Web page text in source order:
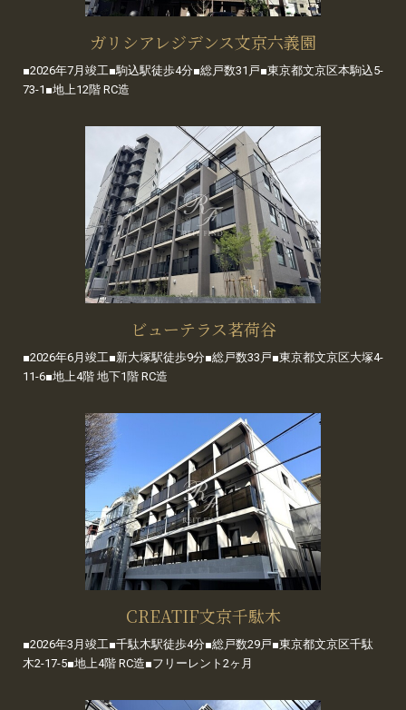
ガリシアレジデンス文京六義園
■2026年7月竣工■駒込駅徒歩4分■総戸数31戸■東京都文京区本駒込5-
73-1■地上12階 RC造
ビューテラス茗荷谷
■2026年6月竣工■新大塚駅徒歩9分■総戸数33戸■東京都文京区大塚4-
11-6■地上4階 地下1階 RC造
CREATIF文京千駄木
■2026年3月竣工■千駄木駅徒歩4分■総戸数29戸■東京都文京区千駄
木2-17-5■地上4階 RC造■フリーレント2ヶ月